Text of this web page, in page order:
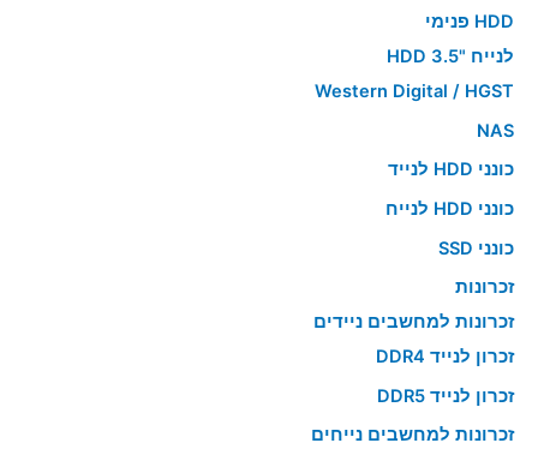
HDD פנימי
לנייח "HDD 3.5
Western Digital / HGST
NAS
כונני HDD לנייד
כונני HDD לנייח
כונני SSD
זכרונות
זכרונות למחשבים ניידים
זכרון לנייד DDR4
זכרון לנייד DDR5
זכרונות למחשבים נייחים